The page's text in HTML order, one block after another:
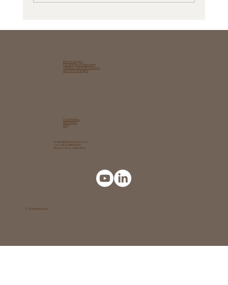
maga@bytheweb.com.ar
Tel: +54 11 6864 1001
Buenos Aires, Argentina
© 2026 Bytheweb
Nuestro Equipo
Estrategia de Marketing​
¿Qué nos hace diferentes?
Nuestros Trabajos
Testimonios
Hablemos
Blog